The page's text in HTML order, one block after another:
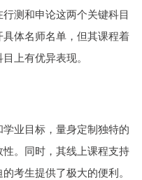
测和申论这两个关键科目
体名师名单，但其课程着
上有优异表现。
业目标，量身定制独特的
。同时，其线上课程支持
考生提供了极大的便利。